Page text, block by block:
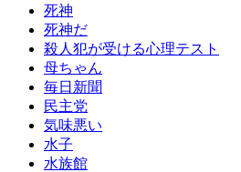
死神
死神だ
殺人犯が受ける心理テスト
母ちゃん
毎日新聞
民主党
気味悪い
水子
水族館